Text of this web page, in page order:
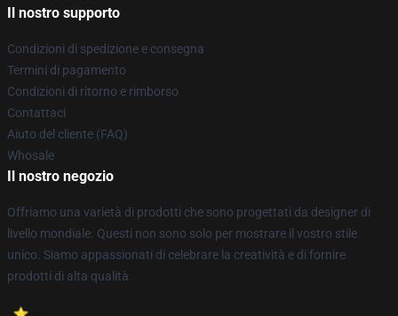
Il nostro supporto
Condizioni di spedizione e consegna
Termini di pagamento
Condizioni di ritorno e rimborso
Contattaci
Aiuto del cliente (FAQ)
Whosale
Il nostro negozio
Offriamo una varietà di prodotti che sono progettati da designer di
livello mondiale. Questi non sono solo per mostrare il vostro stile
unico. Siamo appassionati di celebrare la creatività e di fornire
prodotti di alta qualità.